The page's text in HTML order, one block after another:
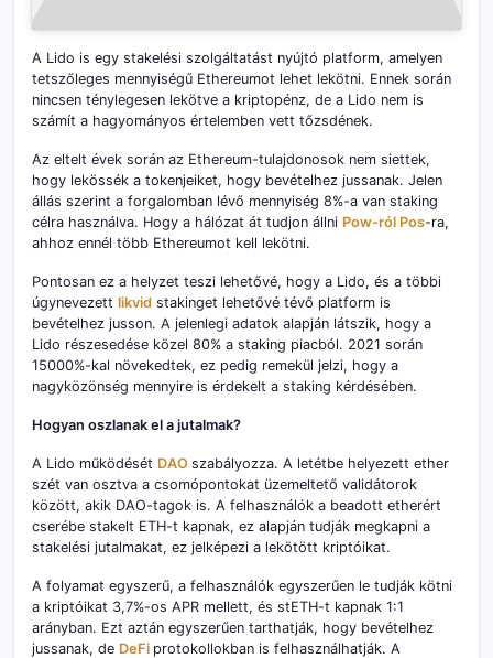
A Lido is egy stakelési szolgáltatást nyújtó platform, amelyen
tetszőleges mennyiségű Ethereumot lehet lekötni. Ennek során
nincsen ténylegesen lekötve a kriptopénz, de a Lido nem is
számít a hagyományos értelemben vett tőzsdének.
Az eltelt évek során az Ethereum-tulajdonosok nem siettek,
hogy lekössék a tokenjeiket, hogy bevételhez jussanak. Jelen
állás szerint a forgalomban lévő mennyiség 8%-a van staking
célra használva. Hogy a hálózat át tudjon állni Pow-ról Pos-ra,
ahhoz ennél több Ethereumot kell lekötni.
Pontosan ez a helyzet teszi lehetővé, hogy a Lido, és a többi
úgynevezett likvid stakinget lehetővé tévő platform is
bevételhez jusson. A jelenlegi adatok alapján látszik, hogy a
Lido részesedése közel 80% a staking piacból. 2021 során
15000%-kal növekedtek, ez pedig remekül jelzi, hogy a
nagyközönség mennyire is érdekelt a staking kérdésében.
Hogyan oszlanak el a jutalmak?
A Lido működését DAO szabályozza. A letétbe helyezett ether
szét van osztva a csomópontokat üzemeltető validátorok
között, akik DAO-tagok is. A felhasználók a beadott etherért
cserébe stakelt ETH-t kapnak, ez alapján tudják megkapni a
stakelési jutalmakat, ez jelképezi a lekötött kriptóikat.
A folyamat egyszerű, a felhasználók egyszerűen le tudják kötni
a kriptóikat 3,7%-os APR mellett, és stETH-t kapnak 1:1
arányban. Ezt aztán egyszerűen tarthatják, hogy bevételhez
jussanak, de DeFi protokollokban is felhasználhatják. A